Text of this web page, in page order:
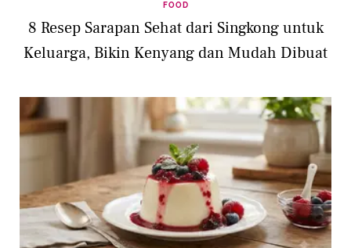
FOOD
8 Resep Sarapan Sehat dari Singkong untuk
Keluarga, Bikin Kenyang dan Mudah Dibuat